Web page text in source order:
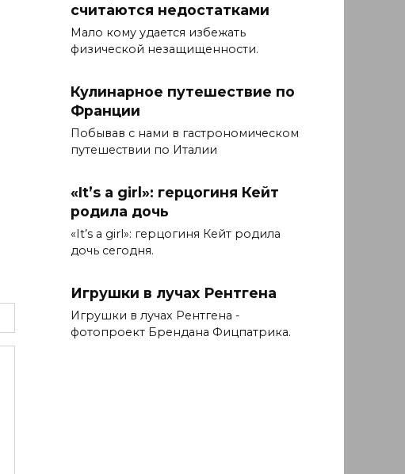
считаются недостатками
Мало кому удается избежать
физической незащищенности.
Кулинарное путешествие по
Франции
Побывав с нами в гастрономическом
путешествии по Италии
«It’s a girl»: герцогиня Кейт
родила дочь
«It’s a girl»: герцогиня Кейт родила
дочь сегодня.
Игрушки в лучах Рентгена
Игрушки в лучах Рентгена -
фотопроект Брендана Фицпатрика.